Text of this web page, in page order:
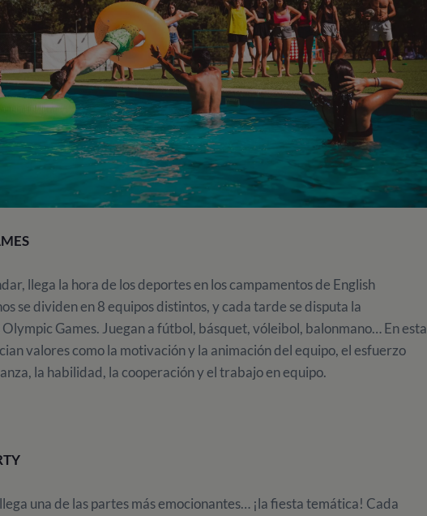
llega la hora de los deportes en los campamentos de English
se dividen en 8 equipos distintos, y cada tarde se disputa la
Games. Juegan a fútbol, básquet, vóleibol, balonmano… En esta
valores como la motivación y la animación del equipo, el esfuerzo
la habilidad, la cooperación y el trabajo en equipo.
una de las partes más emocionantes… ¡la fiesta temática! Cada